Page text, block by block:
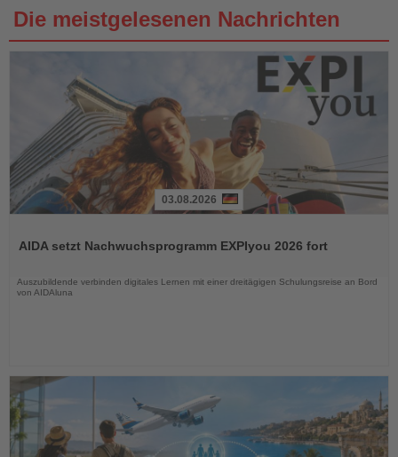
Die meistgelesenen Nachrichten
die
03.08.2026
AIDA setzt Nachwuchsprogramm EXPIyou 2026 fort
Auszubildende verbinden digitales Lernen mit einer dreitägigen Schulungsreise an Bord
von AIDAluna